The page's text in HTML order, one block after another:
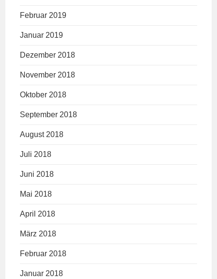
Februar 2019
Januar 2019
Dezember 2018
November 2018
Oktober 2018
September 2018
August 2018
Juli 2018
Juni 2018
Mai 2018
April 2018
März 2018
Februar 2018
Januar 2018